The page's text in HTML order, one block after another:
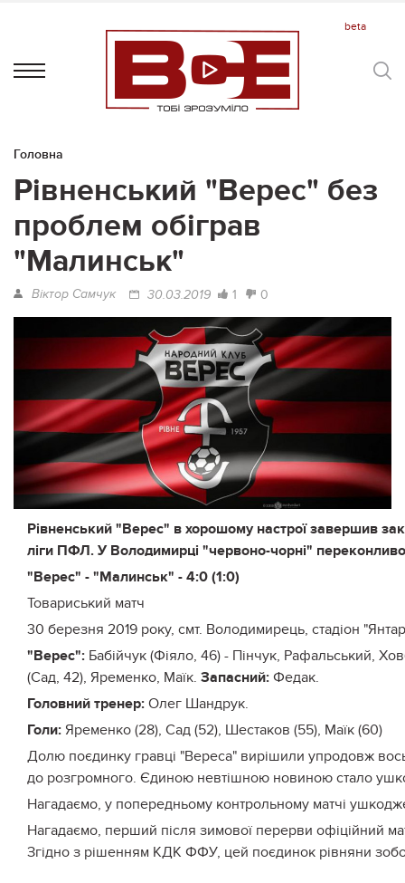
Головна
Рівненський "Верес" без
проблем обіграв
"Малинськ"
Віктор Самчук 30.03.2019 1 0
Рівненський "Верес" в хорошому настрої завершив
ліги ПФЛ. У Володимирці "червоно-чорні"
"Верес" - "Малинськ" - 4:0 (1:0)
Товариський матч
30 березня 2019 року, смт. Володимирець, стадіон
"Верес": Бабійчук (Фіяло, 46) - Пінчук, Рафальський,
(Сад, 42), Яременко, Маїк. Запасний: Федак.
Головний тренер: Олег Шандрук.
Голи: Яременко (28), Сад (52), Шестаков (55), Маїк (60)
Долю поєдинку гравці "Вереса" вирішили упродовж
до розгромного. Єдиною невтішною новиною стало
Нагадаємо, у попередньому контрольному матчі
Нагадаємо, перший після зимової перерви офіційний
Згідно з рішенням КДК ФФУ, цей поєдинок рівняни